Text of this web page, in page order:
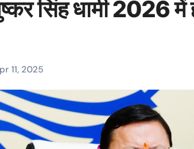
सिंह धामी 2026 में
11, 2025